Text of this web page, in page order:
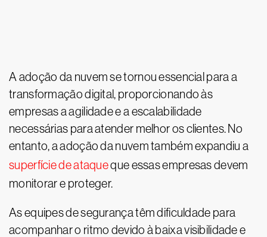
A adoção da nuvem se tornou essencial para a
transformação digital, proporcionando às
empresas a agilidade e a escalabilidade
necessárias para atender melhor os clientes. No
entanto, a adoção da nuvem também expandiu a
superfície de ataqueque essas empresas devem
monitorar e proteger.
As equipes de segurança têm dificuldade para
acompanhar o ritmo devido à baixa visibilidade e